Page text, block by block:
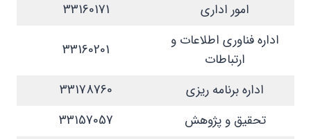
امور اداری
33160171
اداره فناوری اطلاعات و
ارتباطات
33160201
اداره برنامه ریزی
33178760
تحقیق و پژوهش
33157057